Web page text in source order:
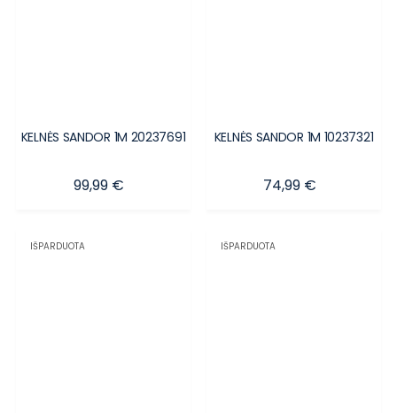
KELNĖS SANDOR 1M 20237691
Kaina
99,99 €
KELNĖS SANDOR 1M 10237321
Kaina
74,99 €
IŠPARDUOTA IŠPARDUOTA